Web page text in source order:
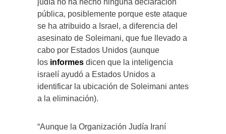
judía no ha hecho ninguna declaración
pública, posiblemente porque este ataque
se ha atribuido a Israel, a diferencia del
asesinato de Soleimani, que fue llevado a
cabo por Estados Unidos (aunque
los informes dicen que la inteligencia
israelí ayudó a Estados Unidos a
identificar la ubicación de Soleimani antes
a la eliminación).
“Aunque la Organización Judía Iraní